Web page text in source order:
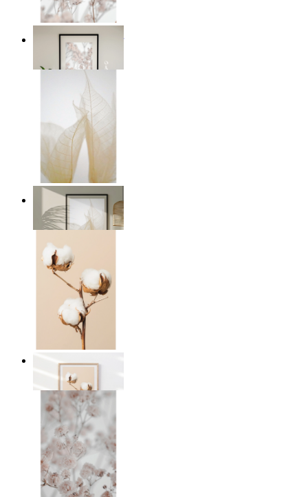
Mjuka rosa blommor
149 kr
Transparent natur
Från 149 kr
Bomullsro
149 kr